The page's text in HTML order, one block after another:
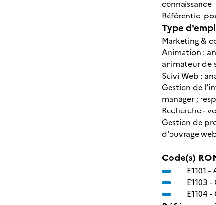
connaissance
Référentiel
Type
Marketing &
Animation :
animateur de
Suivi Web :
Gestion de
manager ;
Recherche -
Gestion de
d'ouvrage
Code(s)
E1101 -
E1103 -
E1104 -